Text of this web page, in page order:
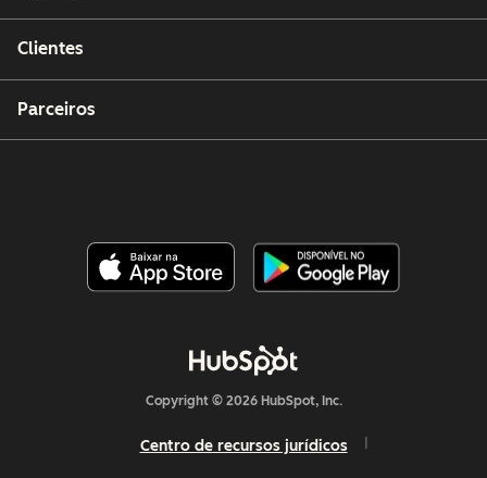
Clientes
Parceiros
Copyright © 2026 HubSpot, Inc.
Centro de recursos jurídicos